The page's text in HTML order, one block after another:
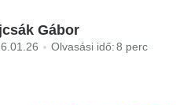
Gábor
Olvasási idő:8 perc